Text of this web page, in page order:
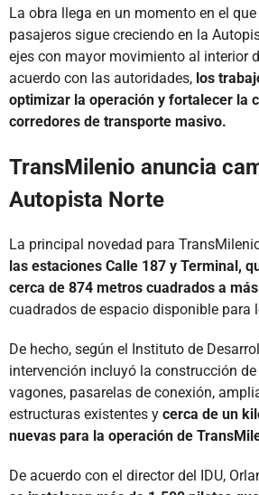
La obra llega en un momento en el
pasajeros sigue creciendo en la
ejes con mayor movimiento al interior
acuerdo con las autoridades, los
optimizar la operación y fortalecer la
corredores de transporte masivo.
TransMilenio anuncia
Autopista Norte
La principal novedad para
las estaciones Calle 187 y Terminal,
cerca de 874 metros cuadrados a
cuadrados de espacio disponible para
De hecho, según el Instituto de
intervención incluyó la construcción
vagones, pasarelas de conexión,
estructuras existentes y cerca de un
nuevas para la operación de
De acuerdo con el director del IDU,